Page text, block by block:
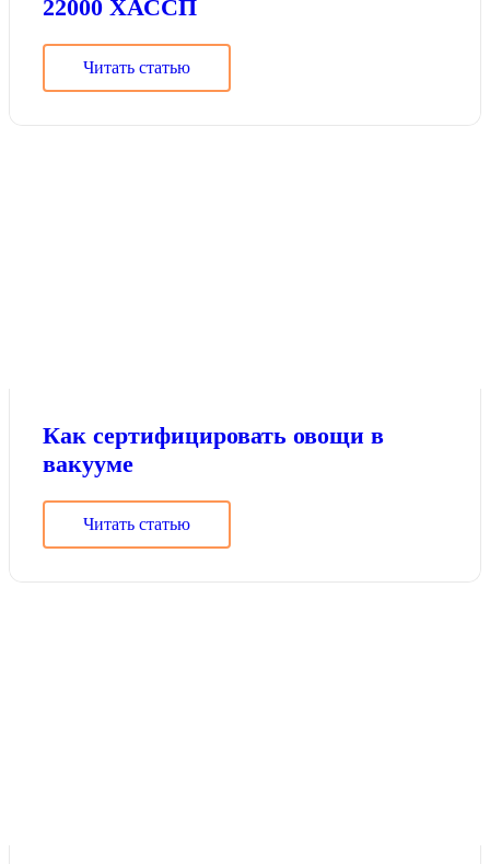
22000 ХАССП
Читать статью
Как сертифицировать овощи в
вакууме
Читать статью